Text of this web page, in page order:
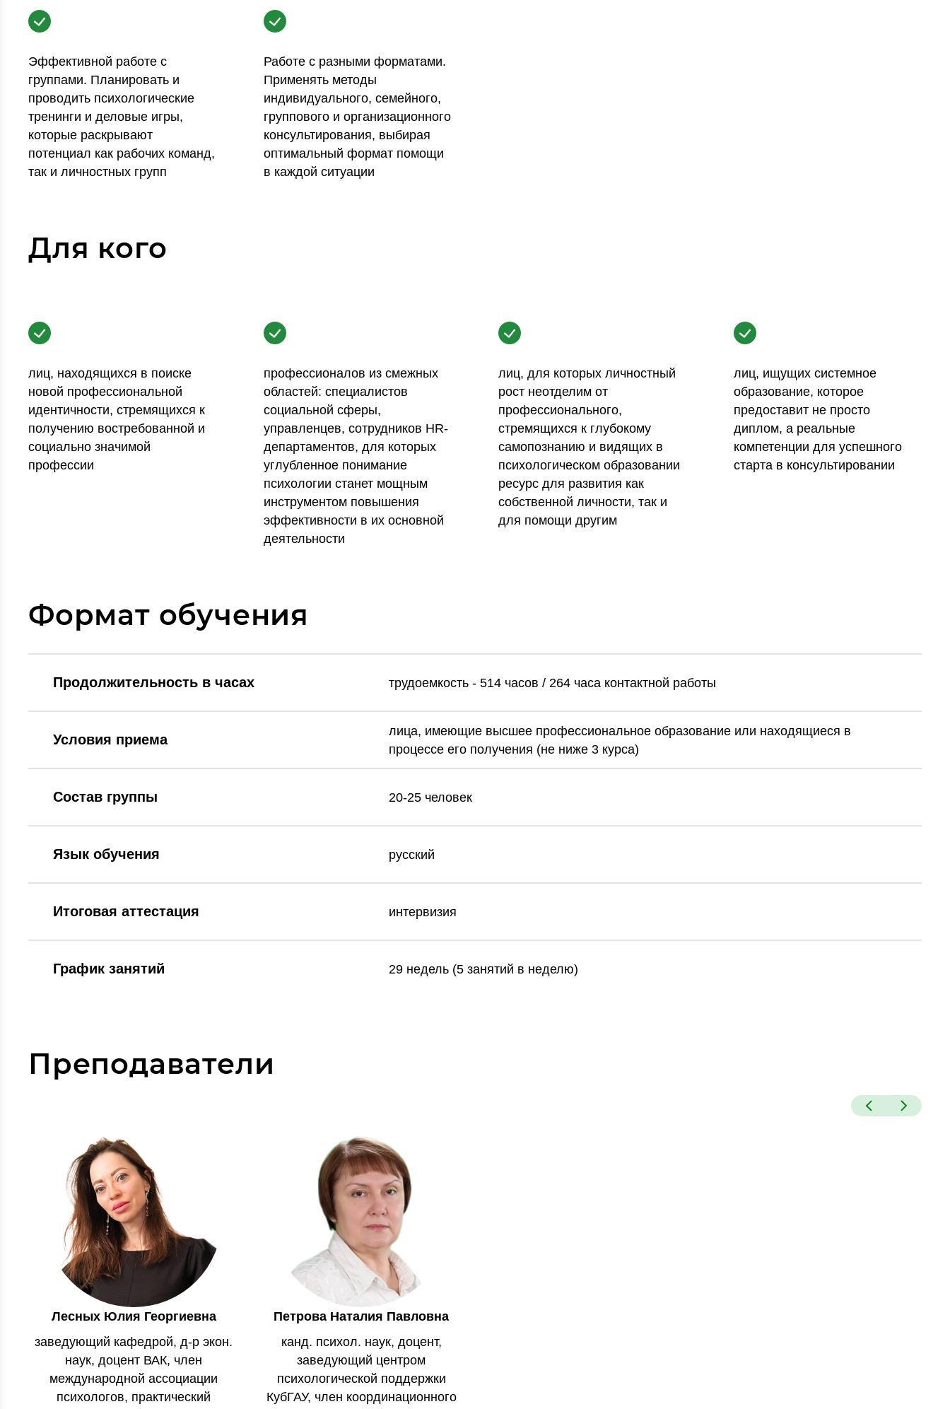
Эффективной работе с
группами. Планировать и
проводить психологические
тренинги и деловые игры,
которые раскрывают
потенциал как рабочих команд,
так и личностных групп
Работе с разными форматами.
Применять методы
индивидуального, семейного,
группового и организационного
консультирования, выбирая
оптимальный формат помощи
в каждой ситуации
Для кого
лиц, находящихся в поиске
новой профессиональной
идентичности, стремящихся к
получению востребованной и
социально значимой
профессии
профессионалов из смежных
областей: специалистов
социальной сферы,
управленцев, сотрудников HR-
департаментов, для которых
углубленное понимание
психологии станет мощным
инструментом повышения
эффективности в их основной
деятельности
лиц, для которых личностный
рост неотделим от
профессионального,
стремящихся к глубокому
самопознанию и видящих в
психологическом образовании
ресурс для развития как
собственной личности, так и
для помощи другим
лиц, ищущих системное
образование, которое
предоставит не просто
диплом, а реальные
компетенции для успешного
старта в консультировании
Формат обучения
Продолжительность в часах трудоемкость - 514 часов / 264 часа контактной работы
Условия приема
лица, имеющие высшее профессиональное образование или находящиеся в
процессе его получения (не ниже 3 курса)
Состав группы 20-25 человек
Язык обучения русский
Итоговая аттестация интервизия
График занятий 29 недель (5 занятий в неделю)
Преподаватели
Лесных Юлия Георгиевна
заведующий кафедрой, д-р экон.
наук, доцент ВАК, член
международной ассоциации
психологов, практический
Петрова Наталия Павловна
канд. психол. наук, доцент,
заведующий центром
психологической поддержки
КубГАУ, член координационного